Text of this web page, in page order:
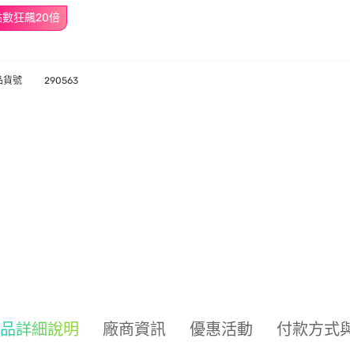
數狂飆20倍
貨號 290563
詳細說明 廠商資訊 優惠活動 付款方式